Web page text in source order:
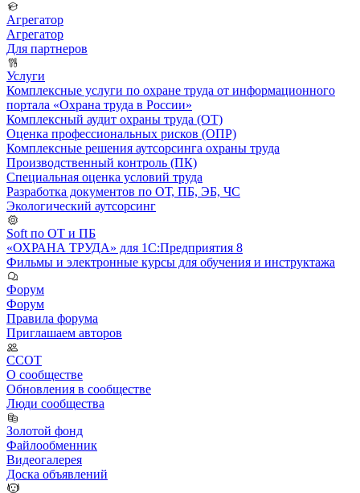
Агрегатор
Агрегатор
Для партнеров
Услуги
Комплексные услуги по охране труда от информационного
портала «Охрана труда в России»
Комплексный аудит охраны труда (ОТ)
Оценка профессиональных рисков (ОПР)
Комплексные решения аутсорсинга охраны труда
Производственный контроль (ПК)
Специальная оценка условий труда
Разработка документов по ОТ, ПБ, ЭБ, ЧС
Экологический аутсорсинг
Soft по ОТ и ПБ
«ОХРАНА ТРУДА» для 1С:Предприятия 8
Фильмы и электронные курсы для обучения и инструктажа
Форум
Форум
Правила форума
Приглашаем авторов
ССОТ
О сообществе
Обновления в сообществе
Люди сообщества
Золотой фонд
Файлообменник
Видеогалерея
Доска объявлений